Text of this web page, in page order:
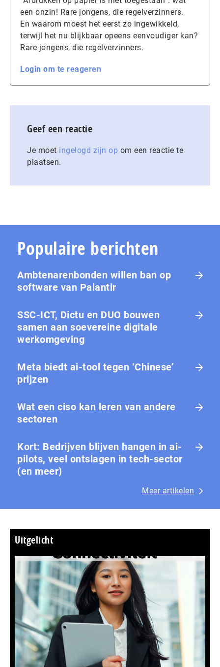
een onzin! Rare jongens, die regelverzinners.
En waarom moest het eerst zo ingewikkeld,
terwijl het nu blijkbaar opeens eenvoudiger kan?
Rare jongens, die regelverzinners.
Login om te reageren
Geef een reactie
Je moet ingelogd zijn op om een reactie te
plaatsen.
Populaire berichten
Ambtenarenbonden willen ban op
software van Palantir
SSC-ICT, Dictu en DUO bouwen
samen aan soevereine digitale
werkomgeving
Meta biedt ai-tool tegen ‘Chinese’
prijzen
Wat een ciso kan leren van andere
sectoren
Kort: Bedrijven blijven hangen in ai-
pilots, veel ontslagen in tech-sector
(en meer)
Meer artikelen
Uitgelicht